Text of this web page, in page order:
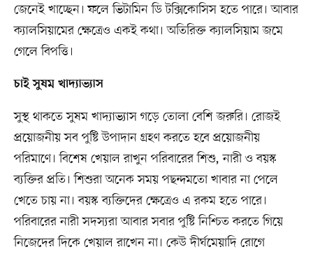
জেনেই খাচ্ছেন। ফলে ভিটামিন ডি টক্সিকোসিস হতে পারে। আবার
ক্যালসিয়ামের ক্ষেত্রেও একই কথা। অতিরিক্ত ক্যালসিয়াম জমে
গেলে বিপত্তি।
চাই সুষম খাদ্যাভ্যাস
সুস্থ থাকতে সুষম খাদ্যাভ্যাস গড়ে তোলা বেশি জরুরি। রোজই
প্রয়োজনীয় সব পুষ্টি উপাদান গ্রহণ করতে হবে প্রয়োজনীয়
পরিমাণে। বিশেষ খেয়াল রাখুন পরিবারের শিশু, নারী ও বয়স্ক
ব্যক্তির প্রতি। শিশুরা অনেক সময় পছন্দমতো খাবার না পেলে
খেতে চায় না। বয়স্ক ব্যক্তিদের ক্ষেত্রেও এ রকম হতে পারে।
পরিবারের নারী সদস্যরা আবার সবার পুষ্টি নিশ্চিত করতে গিয়ে
নিজেদের দিকে খেয়াল রাখেন না। কেউ দীর্ঘমেয়াদি রোগে